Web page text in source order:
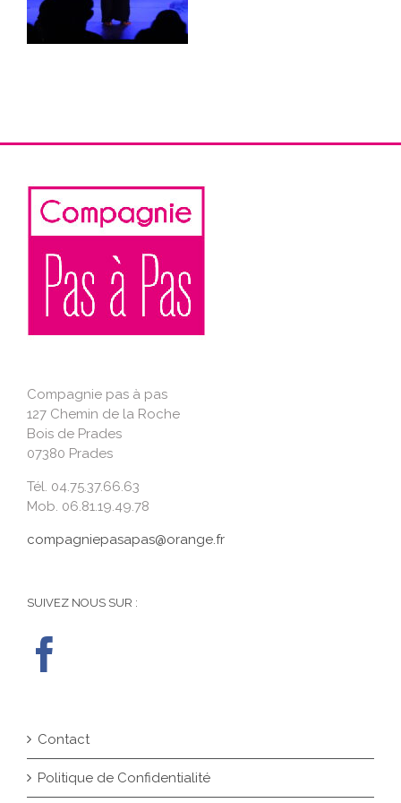
Compagnie pas à pas
127 Chemin de la Roche
Bois de Prades
07380 Prades
Tél. 04.75.37.66.63
Mob. 06.81.19.49.78
compagniepasapas@orange.fr
SUIVEZ NOUS SUR :
Contact
Politique de Confidentialité